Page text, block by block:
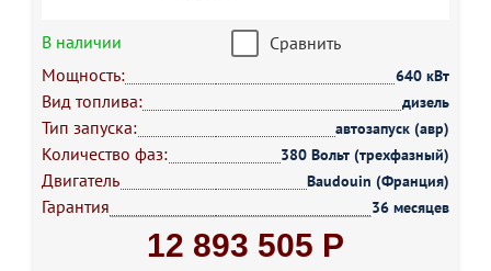
В наличии
Сравнить
Мощность:
640 кВт
Вид топлива: дизель
Тип запуска: автозапуск (авр)
Количество фаз: 380 Вольт (трехфазный)
Двигатель Baudouin (Франция)
Гарантия 36 месяцев
12 893 505 Р